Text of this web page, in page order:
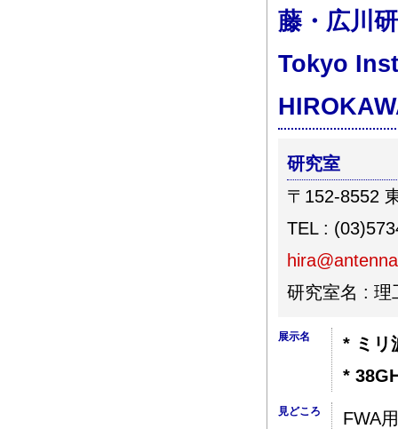
藤・広川
Tokyo
研究室
〒152-8552
TEL :
研究室名 : 理
展示名
* ミリ
*
見どころ
FWA